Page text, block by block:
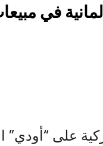
في
على “أودي”